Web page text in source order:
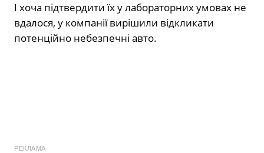
І хоча підтвердити їх у лабораторних умовах не
вдалося, у компанії вирішили відкликати
потенційно небезпечні авто.
РЕКЛАМА